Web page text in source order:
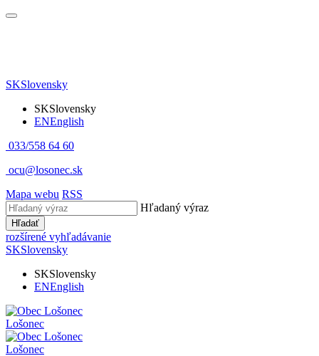
SKSlovensky
SKSlovensky
ENEnglish
033/558 64 60
ocu@losonec.sk
Mapa webu RSS
Hľadaný výraz
Hľadať
rozšírené vyhľadávanie
SKSlovensky
SKSlovensky
ENEnglish
Lošonec
Lošonec